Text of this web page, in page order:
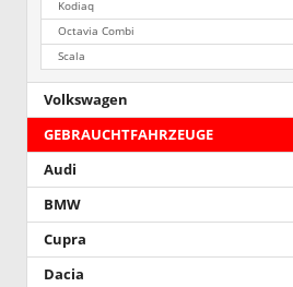
Kodiaq
Octavia Combi
Scala
Volkswagen
GEBRAUCHTFAHRZEUGE
Audi
BMW
Cupra
Dacia